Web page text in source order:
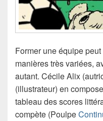
Former une équipe
manières très variées,
autant. Cécile Alix
(illustrateur) en
tableau des scores
compète (Poulpe